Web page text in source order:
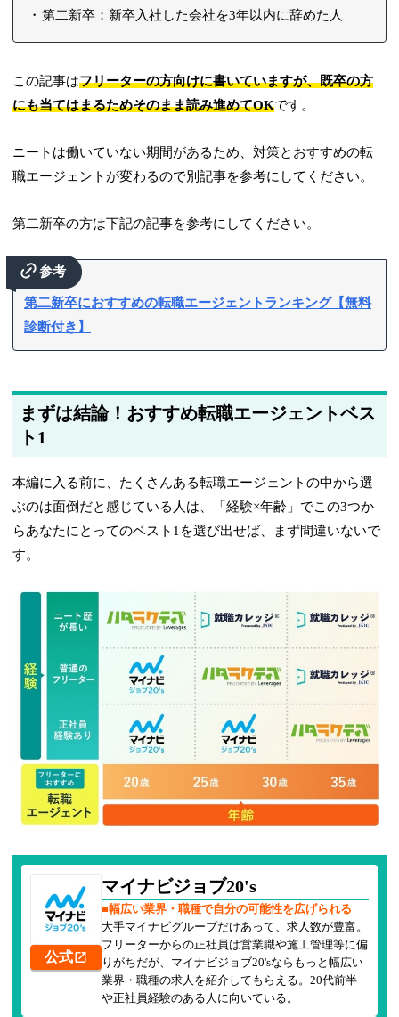
第二新卒：新卒入社した会社を3年以内に辞めた人
この記事はフリーターの方向けに書いていますが、既卒の方
にも当てはまるためそのまま読み進めてOKです。
ニートは働いていない期間があるため、対策とおすすめの転
職エージェントが変わるので別記事を参考にしてください。
第二新卒の方は下記の記事を参考にしてください。
参考
第二新卒におすすめの転職エージェントランキング【無料
診断付き】
まずは結論！おすすめ転職エージェントベス
ト1
本編に入る前に、たくさんある転職エージェントの中から選
ぶのは面倒だと感じている人は、「経験×年齢」でこの3つか
らあなたにとってのベスト1を選び出せば、まず間違いないで
す。
公式
マイナビジョブ20's
■幅広い業界・職種で自分の可能性を広げられる
大手マイナビグループだけあって、求人数が豊富。
フリーターからの正社員は営業職や施工管理等に偏
りがちだが、マイナビジョブ20'sならもっと幅広い
業界・職種の求人を紹介してもらえる。20代前半
や正社員経験のある人に向いている。